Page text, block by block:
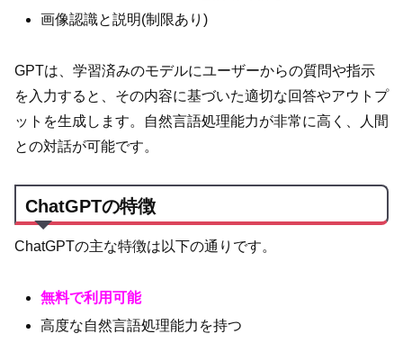
画像認識と説明(制限あり)
GPTは、学習済みのモデルにユーザーからの質問や指示
を入力すると、その内容に基づいた適切な回答やアウトプ
ットを生成します。自然言語処理能力が非常に高く、人間
との対話が可能です。
ChatGPTの特徴
ChatGPTの主な特徴は以下の通りです。
無料で利用可能
高度な自然言語処理能力を持つ